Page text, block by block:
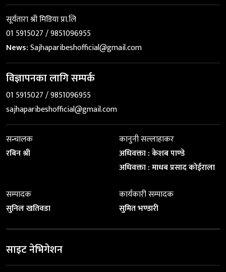
सूर्यतारा श्री मिडिया प्रा.लि
01 5915027 / 9851096955
News:Sajhaparibeshofficial@gmail.com
विज्ञापनका लागि सम्पर्क
01 5915027 / 9851096955
sajhaparibeshofficial@gmail.com
सन्चालक
रबिन श्री
कानुनी सल्लाहाकर
अधिवक्ता : केशब पाण्डे
अधिवक्ता : माधब प्रसाद कोईराला
सम्पादक
सुनिल खतिवडा
कार्यकारी सम्पादक
सुमित भण्डारी
साइट नेभिगेशन